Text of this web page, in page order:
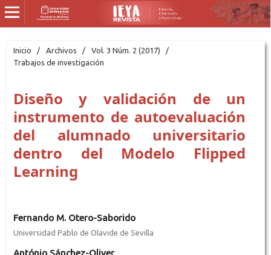
Inicio / Archivos / Vol. 3 Núm. 2 (2017)
/
Trabajos de investigación
Diseño y validación de un
instrumento de autoevaluación
del alumnado universitario
dentro del Modelo Flipped
Learning
Fernando M. Otero-Saborido
Universidad Pablo de Olavide de Sevilla
António Sánchez-Oliver